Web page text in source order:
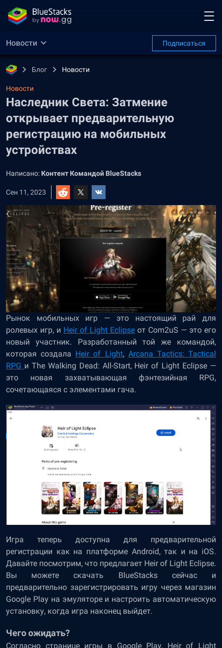
Новости Подписаться
Блог Новости
Новости
Наследник Света: Затмение
открывает предварительную
регистрацию на мобильных
устройствах
Написано: Контент Командой BlueStacks
Сен 11, 2023
Рынок мобильных игр — это настоящий рай для
ролевых игр, и Heir of Light Eclipse от Com2uS — это его
новый участник. Разработанный той же командой,
которая создала Heir of Light, Arcana Tactics: Tactical
RPG и The Walking Dead: All-Start, Heir of Light Eclipse —
это новая захватывающая фэнтезийная RPG,
сочетающаяся с элементами гача.
Игра теперь доступна для предварительной
регистрации как на платформе Android, так и на iOS.
Давайте посмотрим, что предлагает Heir of Light Eclipse.
Вы можете скачать BlueStacks сейчас и
предварительно зарегистрировать игру через магазин
Google Play на эмуляторе и настроить автоматическую
установку, когда игра наконец выйдет.
Чего ожидать?
Согласно странице игры в Google Play, Heir of Light